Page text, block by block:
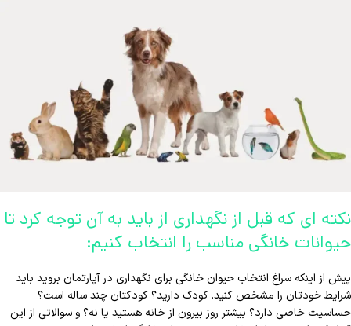
نکته ای که قبل از نگهداری از باید به آن توجه کرد تا
حیوانات خانگی مناسب را انتخاب کنیم:
پیش از اینکه سراغ انتخاب حیوان خانگی برای نگهداری در آپارتمان بروید باید
شرایط خودتان را مشخص کنید. کودک دارید؟ کودکتان چند ساله است؟
حساسیت خاصی دارد؟ بیشتر روز بیرون از خانه هستید یا نه؟ و سوالاتی از این